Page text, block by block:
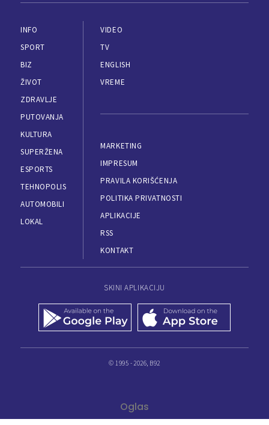
INFO
SPORT
BIZ
ŽIVOT
ZDRAVLJE
PUTOVANJA
KULTURA
SUPERŽENA
ESPORTS
TEHNOPOLIS
AUTOMOBILI
LOKAL
VIDEO
TV
ENGLISH
VREME
MARKETING
IMPRESUM
PRAVILA KORIŠĆENJA
POLITIKA PRIVATNOSTI
APLIKACIJE
RSS
KONTAKT
SKINI APLIKACIJU
© 1995 - 2026, B92